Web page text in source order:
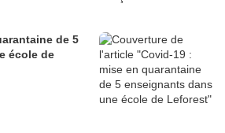
de 5
école de